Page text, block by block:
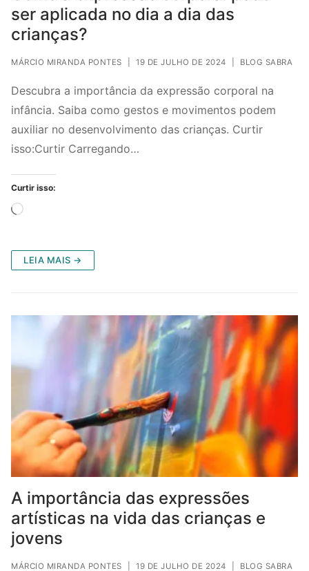
ser aplicada no dia a dia das
crianças?
MÁRCIO MIRANDA PONTES 19 DE JULHO DE 2024 BLOG SABRA
Descubra a importância da expressão corporal na
infância. Saiba como gestos e movimentos podem
auxiliar no desenvolvimento das crianças. Curtir
isso:Curtir Carregando…
Curtir isso:
Carregando...
LEIA MAIS →
A importância das expressões
artísticas na vida das crianças e
jovens
MÁRCIO MIRANDA PONTES 19 DE JULHO DE 2024 BLOG SABRA